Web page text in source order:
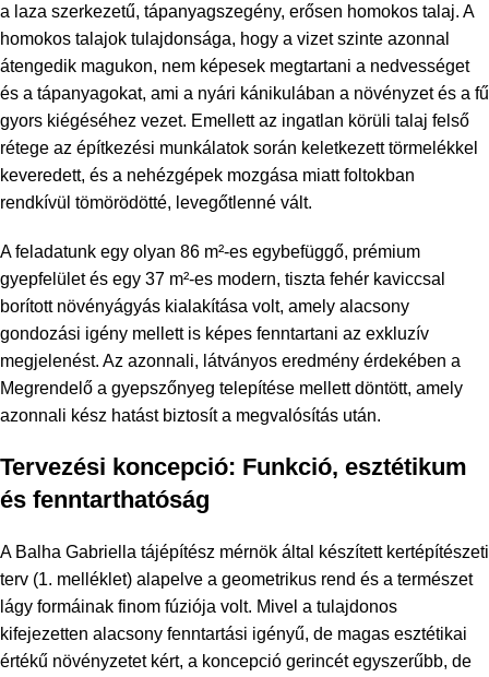
a laza szerkezetű, tápanyagszegény, erősen homokos talaj. A
homokos talajok tulajdonsága, hogy a vizet szinte azonnal
átengedik magukon, nem képesek megtartani a nedvességet
és a tápanyagokat, ami a nyári kánikulában a növényzet és a fű
gyors kiégéséhez vezet. Emellett az ingatlan körüli talaj felső
rétege az építkezési munkálatok során keletkezett törmelékkel
keveredett, és a nehézgépek mozgása miatt foltokban
rendkívül tömörödötté, levegőtlenné vált.
A feladatunk egy olyan 86 m²-es egybefüggő, prémium
gyepfelület és egy 37 m²-es modern, tiszta fehér kaviccsal
borított növényágyás kialakítása volt, amely alacsony
gondozási igény mellett is képes fenntartani az exkluzív
megjelenést. Az azonnali, látványos eredmény érdekében a
Megrendelő a gyepszőnyeg telepítése mellett döntött, amely
azonnali kész hatást biztosít a megvalósítás után.
Tervezési koncepció: Funkció, esztétikum
és fenntarthatóság
A Balha Gabriella tájépítész mérnök által készített kertépítészeti
terv (1. melléklet) alapelve a geometrikus rend és a természet
lágy formáinak finom fúziója volt. Mivel a tulajdonos
kifejezetten alacsony fenntartási igényű, de magas esztétikai
értékű növényzetet kért, a koncepció gerincét egyszerűbb, de